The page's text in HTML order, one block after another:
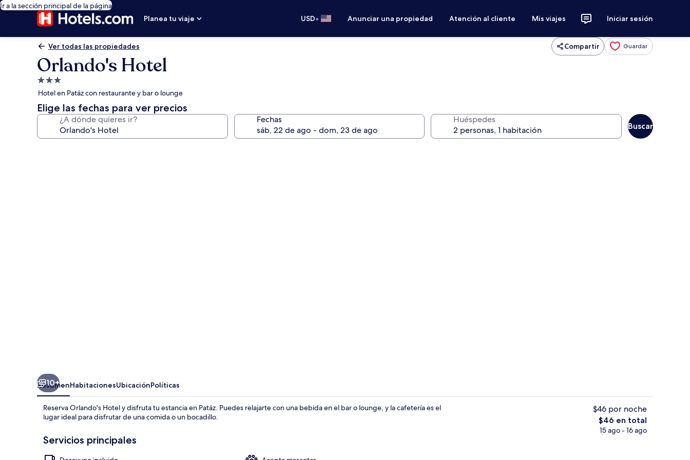
Ir a la sección principal de la página
Planea tu viaje
USD• Anunciar una propiedad Atención al cliente Mis viajes Iniciar sesión
Ver todas las propiedades Compartir Guardar
Orlando's Hotel
Propiedad
de
3.0
estrellas
Hotel en Patáz con restaurante y bar o lounge
Elige las fechas para ver precios
¿A dónde quieres ir? Fechas Huéspedes
Buscar
10+
ResumenHabitacionesUbicaciónPolíticas
Reserva Orlando's Hotel y disfruta tu estancia en Patáz. Puedes relajarte con una bebida en el bar o lounge, y la cafetería es el
lugar ideal para disfrutar de una comida o un bocadillo.
Servicios principales
$46 por noche
El
precio
$46 en total
15 ago - 16 ago